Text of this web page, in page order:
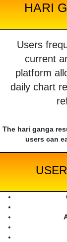
HARI
Users
current
platform
daily chart
The hari ganga
users can